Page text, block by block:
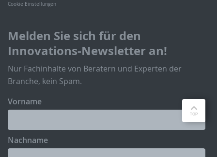
Cookie Einstellungen
Melden Sie sich für den
Innovations-Newsletter an!
Nur Fachinhalte von Beratern und Experten der
Branche, kein Spam.
Vorname
Nachname